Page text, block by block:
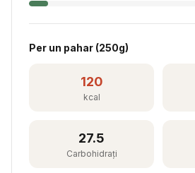
Per un pahar (250g)
120
kcal
27.5
Carbohidrați